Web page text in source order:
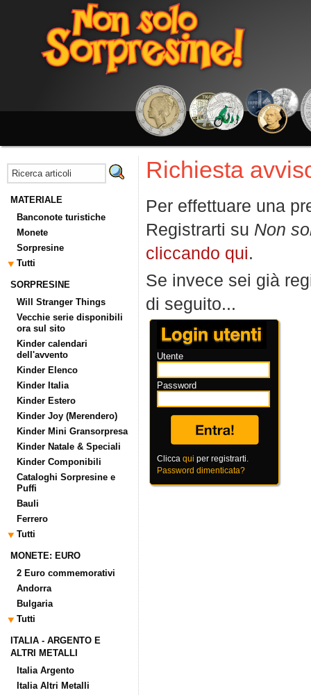
MATERIALE
Banconote turistiche
Monete
Sorpresine
Tutti
SORPRESINE
Will Stranger Things
Vecchie serie disponibili
ora sul sito
Kinder calendari
dell'avvento
Kinder Elenco
Kinder Italia
Kinder Estero
Kinder Joy (Merendero)
Kinder Mini Gransorpresa
Kinder Natale & Speciali
Kinder Componibili
Cataloghi Sorpresine e
Puffi
Bauli
Ferrero
Tutti
MONETE: EURO
2 Euro commemorativi
Andorra
Bulgaria
Tutti
ITALIA - ARGENTO E
ALTRI METALLI
Italia Argento
Italia Altri Metalli
Richiesta
Per effettuare una
Registrarti su Non
cliccando qui.
Se invece sei già
di seguito...
Utente
Password
Clicca qui per registrarti.
Password dimenticata?